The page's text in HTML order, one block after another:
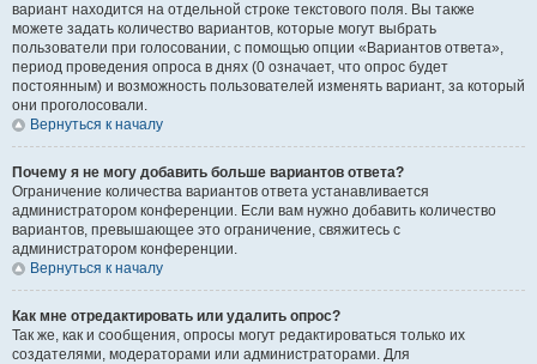
вариант находится на отдельной строке текстового поля. Вы также
можете задать количество вариантов, которые могут выбрать
пользователи при голосовании, с помощью опции «Вариантов ответа»,
период проведения опроса в днях (0 означает, что опрос будет
постоянным) и возможность пользователей изменять вариант, за который
они проголосовали.
Вернуться к началу
Почему я не могу добавить больше вариантов ответа?
Ограничение количества вариантов ответа устанавливается
администратором конференции. Если вам нужно добавить количество
вариантов, превышающее это ограничение, свяжитесь с
администратором конференции.
Вернуться к началу
Как мне отредактировать или удалить опрос?
Так же, как и сообщения, опросы могут редактироваться только их
создателями, модераторами или администраторами. Для